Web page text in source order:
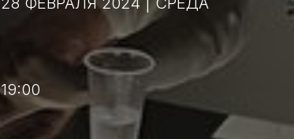
19:00